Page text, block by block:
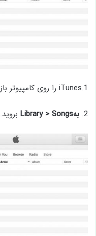
1.iTunes را روی کامپیوتر باز کنید.
2. بهLibrary > Songs بروید.